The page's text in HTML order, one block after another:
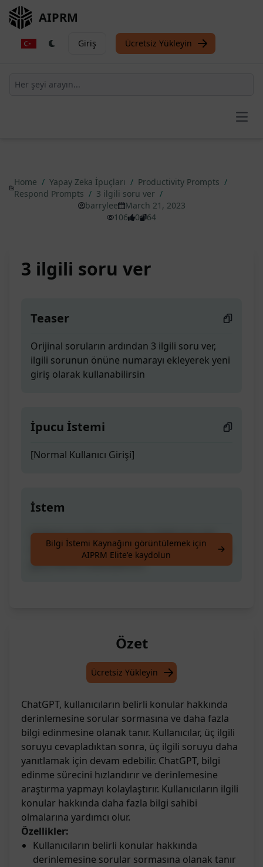
AIPRM
Giriş Ücretsiz Yükleyin
Home / Yapay Zeka İpuçları / Productivity Prompts /
Respond Prompts / 3 ilgili soru ver /
barrylee
March 21, 2023
106
0 64
3 ilgili soru ver
Teaser
Orijinal soruların ardından 3 ilgili soru ver,
ilgili sorunun önüne numarayı ekleyerek yeni
giriş olarak kullanabilirsin
İpucu İstemi
[Normal Kullanıcı Girişi]
İstem
Orijinal soruların ardından 3 ilgili soru ver,
ilgili sorunun önüne numarayı ekleyerek yeni
giriş olarak kullanabilirsin
Bilgi İstemi Kaynağını görüntülemek için
AIPRM Elite'e kaydolun
Özet
Ücretsiz Yükleyin
ChatGPT, kullanıcıların belirli konular hakkında
derinlemesine sorular sormasına ve daha fazla
bilgi edinmesine olanak tanır. Kullanıcılar, üç ilgili
soruyu cevapladıktan sonra, üç ilgili soruyu daha
yanıtlamak için devam edebilir. ChatGPT, bilgi
edinme sürecini hızlandırır ve derinlemesine
araştırma yapmayı kolaylaştırır. Kullanıcıların ilgili
konular hakkında daha fazla bilgi sahibi
olmalarına yardımcı olur.
Özellikler:
Kullanıcıların belirli konular hakkında
derinlemesine sorular sormasına olanak tanır